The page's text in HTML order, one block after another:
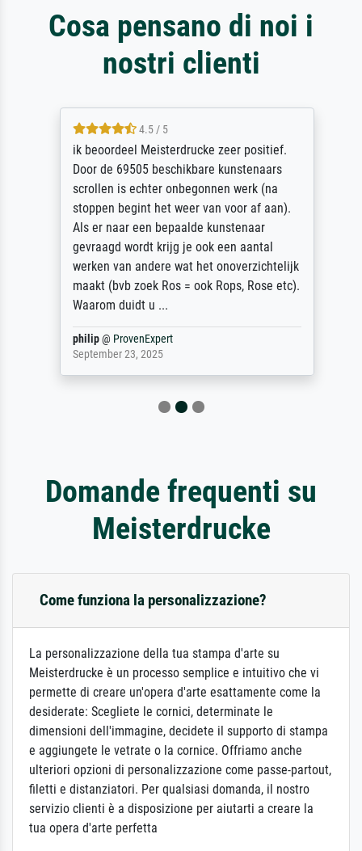
Cosa pensano di noi i
nostri clienti
4.5 / 5
ik beoordeel Meisterdrucke zeer positief.
Door de 69505 beschikbare kunstenaars
scrollen is echter onbegonnen werk (na
stoppen begint het weer van voor af aan).
Als er naar een bepaalde kunstenaar
gevraagd wordt krijg je ook een aantal
werken van andere wat het onoverzichtelijk
maakt (bvb zoek Ros = ook Rops, Rose etc).
Waarom duidt u ...
philip@ProvenExpert
September 23, 2025
Domande frequenti su
Meisterdrucke
Come funziona la personalizzazione?
La personalizzazione della tua stampa d'arte su
Meisterdrucke è un processo semplice e intuitivo che vi
permette di creare un'opera d'arte esattamente come la
desiderate: Scegliete le cornici, determinate le
dimensioni dell'immagine, decidete il supporto di stampa
e aggiungete le vetrate o la cornice. Offriamo anche
ulteriori opzioni di personalizzazione come passe-partout,
filetti e distanziatori. Per qualsiasi domanda, il nostro
servizio clienti è a disposizione per aiutarti a creare la
tua opera d'arte perfetta